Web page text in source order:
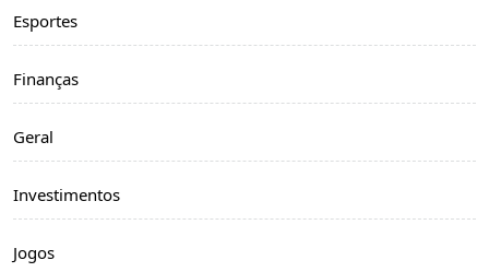
Esportes
Finanças
Geral
Investimentos
Jogos